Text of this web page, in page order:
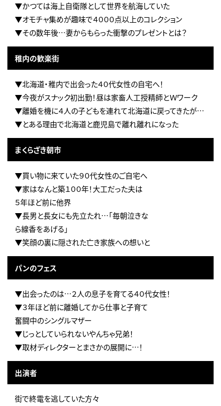
▼かつては海上自衛隊として世界を航海していた
▼オモチャ集めが趣味で４０００点以上のコレクション
▼その数年後…妻からもらった衝撃のプレゼントとは？
稚内の歓楽街
▼北海道・稚内で出会った４０代女性の自宅へ！
▼今夜がスナック初出勤！昼は家畜人工授精師とＷワーク
▼離婚を機に４人の子どもを連れて北海道に戻ってきたが…
▼とある理由で北海道と鹿児島で離れ離れになった
まくらざき朝市
▼買い物に来ていた９０代女性のご自宅へ
▼家はなんと築１００年！大工だった夫は
５年ほど前に他界
▼長男と長女にも先立たれ…「毎朝泣きな
ら線香をあげる」
▼笑顔の裏に隠された亡き家族への想いと
パンのフェス
▼出会ったのは…２人の息子を育てる４０代女性！
▼３年ほど前に離婚してから仕事と子育て
奮闘中のシングルマザー
▼じっとしていられないやんちゃ兄弟！
▼取材ディレクターとまさかの展開に…！
出演者
街で終電を逃していた方々